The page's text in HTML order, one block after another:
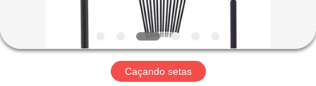
EXCURSÃO
Caçando setas